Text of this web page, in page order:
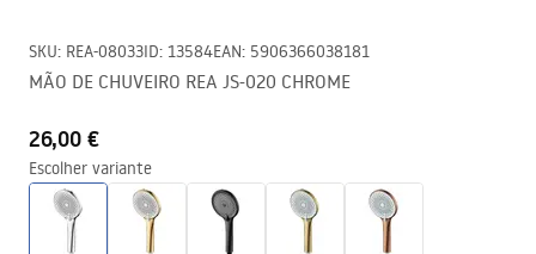
SKU: REA-08033ID: 13584EAN: 5906366038181
MÃO DE CHUVEIRO REA JS-020 CHROME
26,00 €
Escolher variante